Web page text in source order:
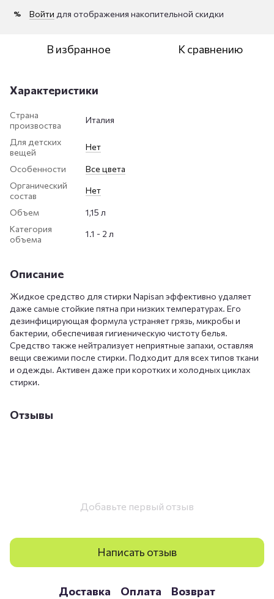
% Войти для отображения накопительной скидки
В избранное К сравнению
Характеристики
Страна
произвоства
Италия
Для детских
вещей
Нет
Особенности
Все цвета
Органический
состав
Нет
Объем
1,15 л
Категория
объема
1.1 - 2 л
Описание
Жидкое средство для стирки Napisan эффективно удаляет
даже самые стойкие пятна при низких температурах. Его
дезинфицирующая формула устраняет грязь, микробы и
бактерии, обеспечивая гигиеническую чистоту белья.
Средство также нейтрализует неприятные запахи, оставляя
вещи свежими после стирки. Подходит для всех типов ткани
и одежды. Активен даже при коротких и холодных циклах
стирки.
Отзывы
Добавьте первый отзыв
Написать отзыв
Доставка Оплата Возврат